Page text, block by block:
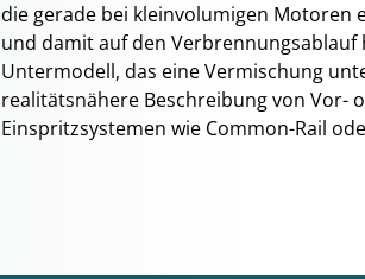
die gerade bei kleinvolumigen Motoren
und damit auf den
Untermodell, das eine Vermischung
realitätsnähere Beschreibung von Vor-
Einspritzsystemen wie Common-Rail